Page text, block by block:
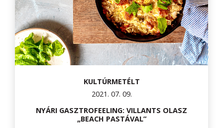
KULTÚRMETÉLT
2021. 07. 09.
NYÁRI GASZTROFEELING: VILLANTS OLASZ
„BEACH PASTÁVAL”